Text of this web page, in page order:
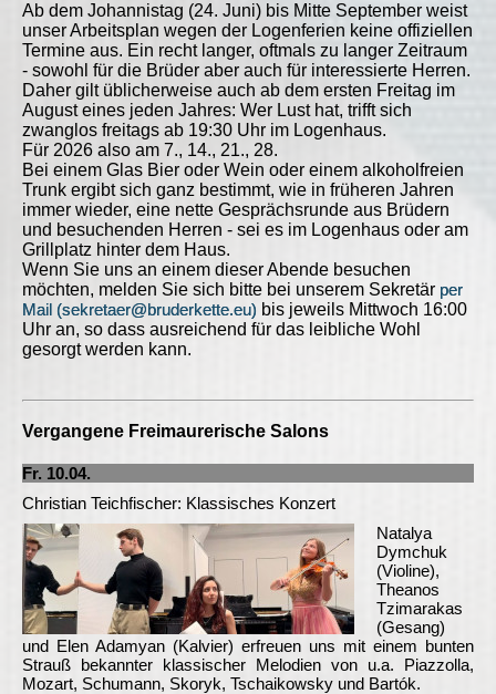
Ab dem Johannistag (24. Juni) bis Mitte September weist
unser Arbeitsplan wegen der Logenferien keine offiziellen
Termine aus. Ein recht langer, oftmals zu langer Zeitraum
- sowohl für die Brüder aber auch für interessierte Herren.
Daher gilt üblicherweise auch ab dem ersten Freitag im
August eines jeden Jahres: Wer Lust hat, trifft sich
zwanglos freitags ab 19:30 Uhr im Logenhaus.
Für 2026 also am 7., 14., 21., 28.
Bei einem Glas Bier oder Wein oder einem alkoholfreien
Trunk ergibt sich ganz bestimmt, wie in früheren Jahren
immer wieder, eine nette Gesprächsrunde aus Brüdern
und besuchenden Herren - sei es im Logenhaus oder am
Grillplatz hinter dem Haus.
Wenn Sie uns an einem dieser Abende besuchen
möchten, melden Sie sich bitte bei unserem Sekretär per
Mail (sekretaer@bruderkette.eu) bis jeweils Mittwoch 16:00
Uhr an, so dass ausreichend für das leibliche Wohl
gesorgt werden kann.
Vergangene Freimaurerische Salons
Fr. 10.04.
Christian Teichfischer: Klassisches Konzert
Natalya
Dymchuk
(Violine),
Theanos
Tzimarakas
(Gesang)
und Elen Adamyan (Kalvier) erfreuen uns mit einem bunten
Strauß bekannter klassischer Melodien von u.a. Piazzolla,
Mozart, Schumann, Skoryk, Tschaikowsky und Bartók.